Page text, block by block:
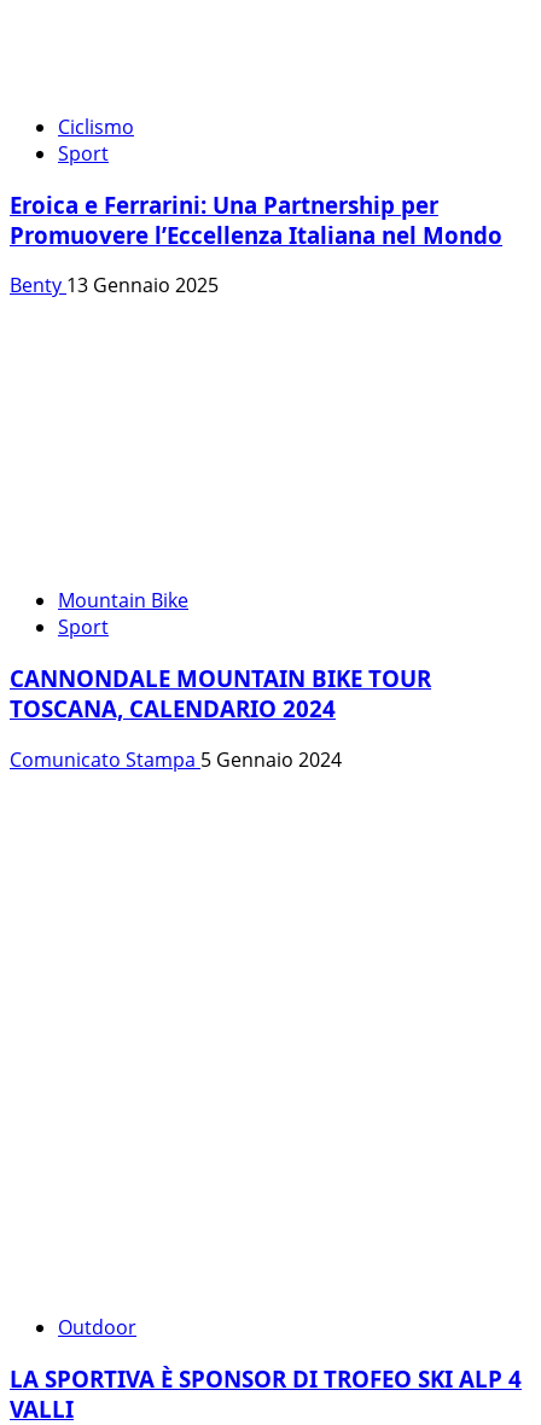
Ciclismo
Sport
Eroica e Ferrarini: Una Partnership per
Promuovere l’Eccellenza Italiana nel Mondo
Benty 13 Gennaio 2025
Mountain Bike
Sport
CANNONDALE MOUNTAIN BIKE TOUR
TOSCANA, CALENDARIO 2024
Comunicato Stampa 5 Gennaio 2024
Outdoor
LA SPORTIVA È SPONSOR DI TROFEO SKI ALP 4
VALLI